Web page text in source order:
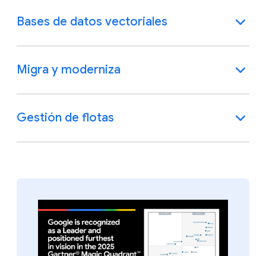
Bases de datos vectoriales
Migra y moderniza
Gestión de flotas